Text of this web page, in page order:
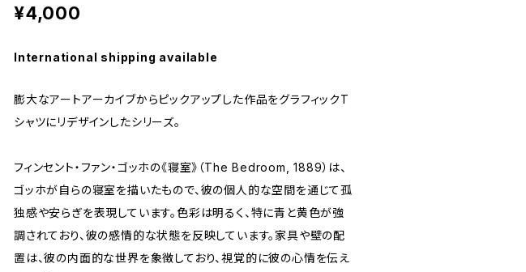
¥4,000
International shipping available
膨大なアートアーカイブからピックアップした作品をグラフィックT
シャツにリデザインしたシリーズ。
フィンセント・ファン・ゴッホの《寝室》（The Bedroom, 1889）は、
ゴッホが自らの寝室を描いたもので、彼の個人的な空間を通じて孤
独感や安らぎを表現しています。色彩は明るく、特に青と黄色が強
調されており、彼の感情的な状態を反映しています。家具や壁の配
置は、彼の内面的な世界を象徴しており、視覚的に彼の心情を伝え